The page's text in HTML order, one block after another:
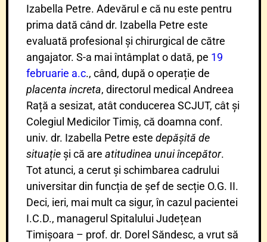
Izabella Petre. Adevărul e că nu este pentru
prima dată când dr. Izabella Petre este
evaluată profesional și chirurgical de către
angajator. S-a mai întâmplat o dată, pe 19
februarie a.c., când, după o operație de
placenta increta, directorul medical Andreea
Rață a sesizat, atât conducerea SCJUT, cât și
Colegiul Medicilor Timiș, că doamna conf.
univ. dr. Izabella Petre este depășită de
situație și că are atitudinea unui începător.
Tot atunci, a cerut și schimbarea cadrului
universitar din funcția de șef de secție O.G. II.
Deci, ieri, mai mult ca sigur, în cazul pacientei
I.C.D., managerul Spitalului Județean
Timișoara – prof. dr. Dorel Săndesc, a vrut să